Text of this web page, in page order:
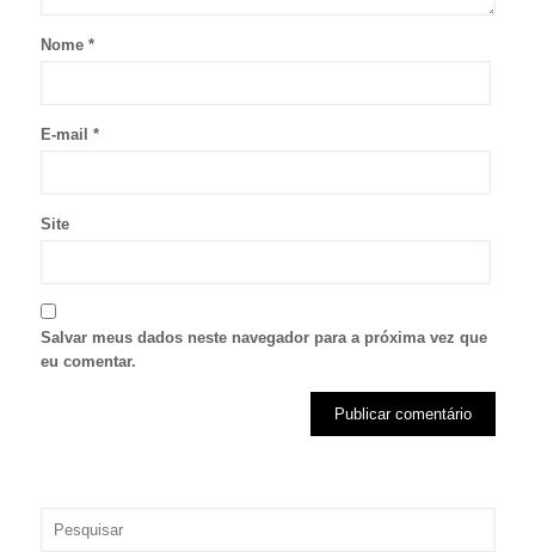
Nome *
E-mail *
Site
Salvar meus dados neste navegador para a próxima vez que
eu comentar.